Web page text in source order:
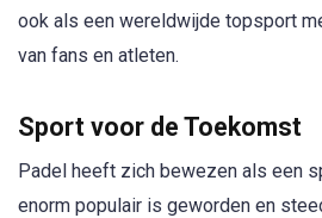
ook als een wereldwijde topsport
van fans en atleten.
Sport voor de Toekomst
Padel heeft zich bewezen als een
enorm populair is geworden en